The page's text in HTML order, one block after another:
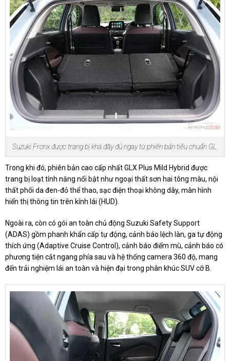
Suzuki Fronx được trang bị khá đầy đủ ngay từ phiên bản tiêu chuẩn GL.
Trong khi đó, phiên bản cao cấp nhất GLX Plus Mild Hybrid được
trang bị loạt tính năng nổi bật như ngoại thất sơn hai tông màu, nội
thất phối da đen-đỏ thể thao, sạc điện thoại không dây, màn hình
hiển thị thông tin trên kính lái (HUD).
Ngoài ra, còn có gói an toàn chủ động Suzuki Safety Support
(ADAS) gồm phanh khẩn cấp tự động, cảnh báo lệch làn, ga tự động
thích ứng (Adaptive Cruise Control), cảnh báo điểm mù, cảnh báo có
phương tiện cắt ngang phía sau và hệ thống camera 360 độ, mang
đến trải nghiệm lái an toàn và hiện đại trong phân khúc SUV cỡ B.